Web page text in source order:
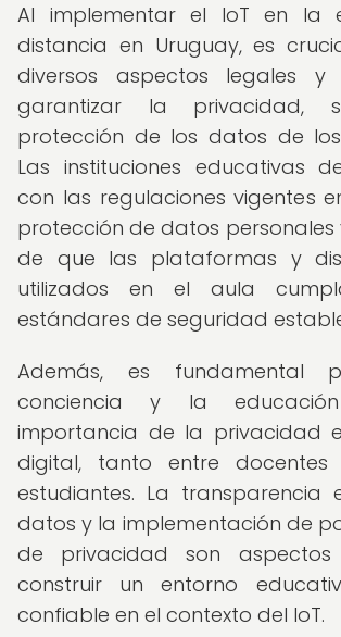
Al implementar el IoT en la
distancia en Uruguay, es
diversos aspectos legales
garantizar la privacidad,
protección de los datos de los
Las instituciones educativas
con las regulaciones vigentes
protección de datos personales
de que las plataformas y
utilizados en el aula
estándares de seguridad
Además, es fundamental
conciencia y la
importancia de la privacidad
digital, tanto entre docentes
estudiantes. La transparencia
datos y la implementación de
de privacidad son
construir un entorno
confiable en el contexto del IoT.